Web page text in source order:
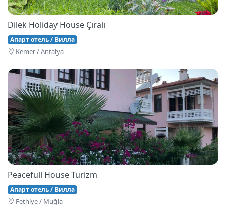
Dilek Holiday House Çıralı
Апарт отель / Вилла
Kemer / Antalya
Peacefull House Turizm
Апарт отель / Вилла
Fethi̇ye / Muğla